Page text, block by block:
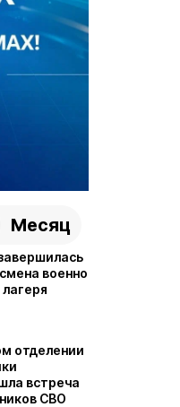
Месяц
военно
отделении
встреча
СВО